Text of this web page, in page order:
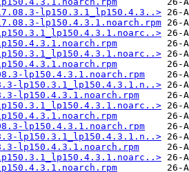
lp150.3.1_lp150.4.3..>
lp150.4.3.1.noarch.rpm
lp150.4.3.1.noarch.rpm
lp150.3.1_lp150.4.3.1.n..>
lp150.4.3.1.noarch.rpm
lp150.4.3.1.noarch.rpm
lp150.3.1_lp150.4.3.1.n..>
lp150.4.3.1.noarch.rpm